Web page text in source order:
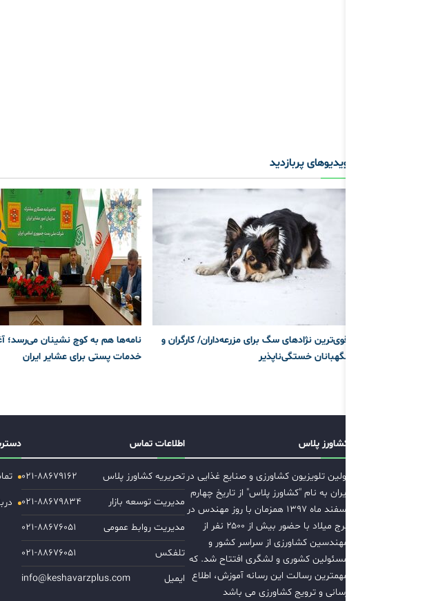
ویدیوهای پربازدید
قوی‌ترین نژادهای سگ برای مزرعه‌داران/ کارگران و
نگهبانان خستگی‌ناپذیر
نامه‌ها هم به کوچ نشینان می‌رسد؛
خدمات پستی برای عشایر ایران
کشاورز پلاس
اولین تلویزیون کشاورزی و صنایع غذایی در
ایران به نام "کشاورز پلاس" از تاریخ چهارم
اسفند ماه ۱۳۹۷ همزمان با روز مهندس در
برج میلاد با حضور بیش از ۲۵۰۰ نفر از
مهندسین کشاورزی از سراسر کشور و
مسئولین کشوری و لشگری افتتاح شد. که
مهمترین رسالت این رسانه آموزش، اطلاع
رسانی و ترویج کشاورزی می باشد
اطلاعات تماس
تحریریه کشاورز پلاس
۰۲۱-۸۸۶۷۹۱۶۲
مدیریت توسعه بازار
۰۲۱-۸۸۶۷۹۸۳۴
مدیریت روابط عمومی
۰۲۱-۸۸۶۷۶۰۵۱
تلفکس
۰۲۱-۸۸۶۷۶۰۵۱
ایمیل
info@keshavarzplus.com